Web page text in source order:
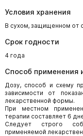
Условия хранения
В сухом, защищенном от
Срок годности
4 года
Способ применения
Дозу, способ и схему
зависимости от
лекарственной формы.
При местном
терапии составляет 6
Следует строго
применяемой